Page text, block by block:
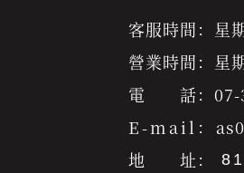
客服時間：星
營業時間：星
電 話：07-
E-mail：
地 址：